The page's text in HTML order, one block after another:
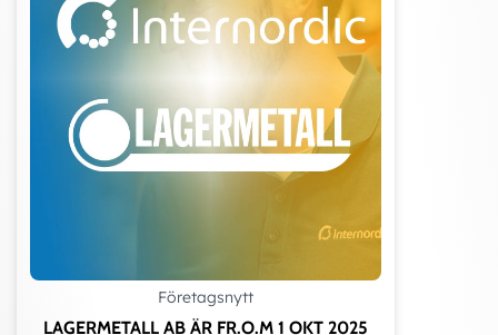
Företagsnytt
LAGERMETALL AB ÄR FR.O.M 1 OKT 2025